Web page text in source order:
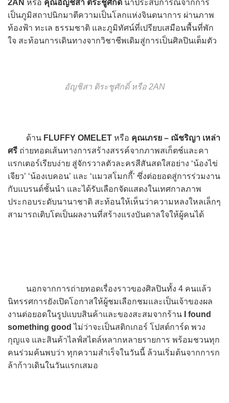
2AN หรือ คุณอัญชิสา ติระชูศักดิ์ นำประสบการณ์จากการ
เป็นภูมิสถาปนิกมาตีความเป็นโลกแห่งจินตนาการ ผ่านภาพ
ท้องฟ้า ทะเล ธรรมชาติ และภูมิทัศน์ที่เปรียบเสมือนพื้นที่พัก
ใจ สะท้อนการเดินทางจากวิชาชีพเดิมสู่การเป็นศิลปินเต็มตัว
อัญชิสา ติระชูศักดิ์ หรือ 2AN
ด้าน FLUFFY OMELET หรือ คุณเภรย – ณัชริญา เหล่า
ศรี ถ่ายทอดเส้นทางการสร้างสรรค์จากภาพสเก็ตช์และคา
แรกเตอร์เรียบง่าย สู่จักรวาลตัวละครสีสันสดใสอย่าง ‘น้องไข่
เจียว’ ‘น้องเบคอน’ และ ‘แมวสโมกกี้’ ซึ่งต่อยอดสู่การร่วมงาน
กับแบรนด์ชั้นนำ และได้รับเลือกจัดแสดงในเทศกาลภาพ
ประกอบระดับนานาชาติ สะท้อนให้เห็นว่าความหลงใหลเล็กๆ
สามารถเติบโตเป็นผลงานที่สร้างแรงบันดาลใจให้ผู้คนได้
นอกจากการถ่ายทอดเรื่องราวของศิลปินทั้ง 4 คนแล้ว
นิทรรศการยังเปิดโอกาสให้ผู้ชมเลือกชมและเป็นเจ้าของผล
งานต่อยอดในรูปแบบสินค้าและของสะสมจากร้าน I found
something good ไม่ว่าจะเป็นสติกเกอร์ โปสต์การ์ด พวง
กุญแจ และสินค้าไลฟ์สไตล์หลากหลายรายการ พร้อมชวนทุก
คนร่วมค้นพบว่า ทุกความสำเร็จในวันนี้ ล้วนเริ่มต้นจากการก
ล้าก้าวเดินในวันแรกเสมอ